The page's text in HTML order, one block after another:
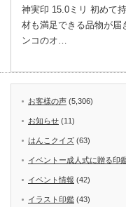
神実印 15.0ミリ 初めて
材も満足できる品物が届
ンコのオ…
お客様の声 (5,306)
お知らせ (11)
はんこクイズ (63)
イベントー成人式に贈る印
イベント情報 (42)
イラスト印鑑 (43)